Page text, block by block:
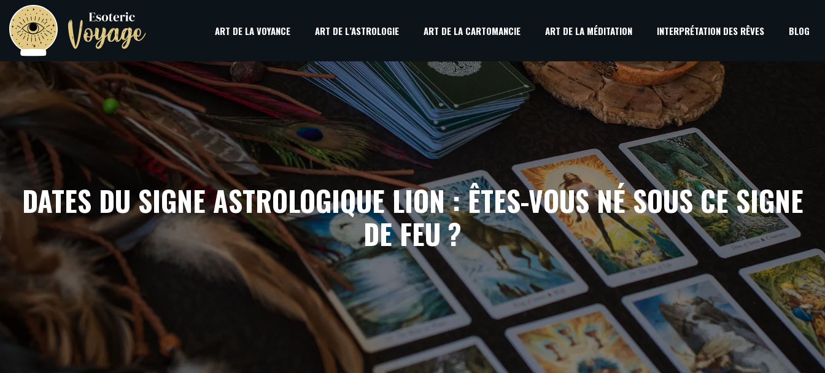
ART DE LA VOYANCE ART DE L’ASTROLOGIE ART DE LA CARTOMANCIE ART DE LA MÉDITATION INTERPRÉTATION DES RÊVES BLOG
DATES DU SIGNE ASTROLOGIQUE LION : ÊTES-VOUS NÉ SOUS CE SIGNE
DE FEU ?